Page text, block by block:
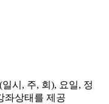
시, 주, 회), 요일, 정
좌상태를 제공